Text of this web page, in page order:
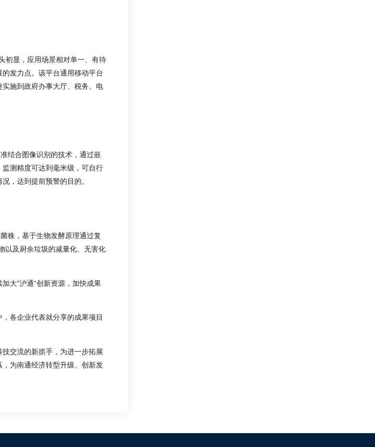
初显，应用场景相对单一、有待
发力点。该平台通用移动平台
施到政府办事大厅、税务、电
结合图像识别的技术，通过嵌
测精度可达到毫米级，可自行
，达到提前预警的目的。
株，基于生物发酵原理通过复
以及厨余垃圾的减量化、无害化
大”沪通“创新资源，加快成果
各企业代表就分享的成果项目
交流的新抓手，为进一步拓展
为南通经济转型升级、创新发